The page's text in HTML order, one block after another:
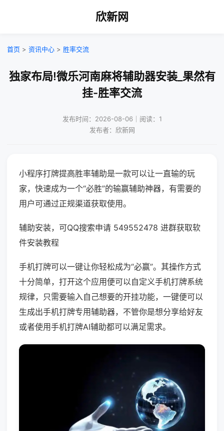
欣新网
首页 > 资讯中心 > 胜率交流
独家布局!微乐河南麻将辅助器安装_果然有
挂-胜率交流
发布时间：2026-08-06｜阅读：1
发布者：欣新网
小程序打牌提高胜率辅助是一款可以让一直输的玩
家，快速成为一个“必胜”的输赢辅助神器，有需要的
用户可通过正规渠道获取使用。
辅助安装，可QQ搜索申请 549552478 进群获取软
件安装教程
手机打牌可以一键让你轻松成为“必赢”。其操作方式
十分简单，打开这个应用便可以自定义手机打牌系统
规律，只需要输入自己想要的开挂功能，一键便可以
生成出手机打牌专用辅助器，不管你是想分享给好友
或者使用手机打牌AI辅助都可以满足需求。